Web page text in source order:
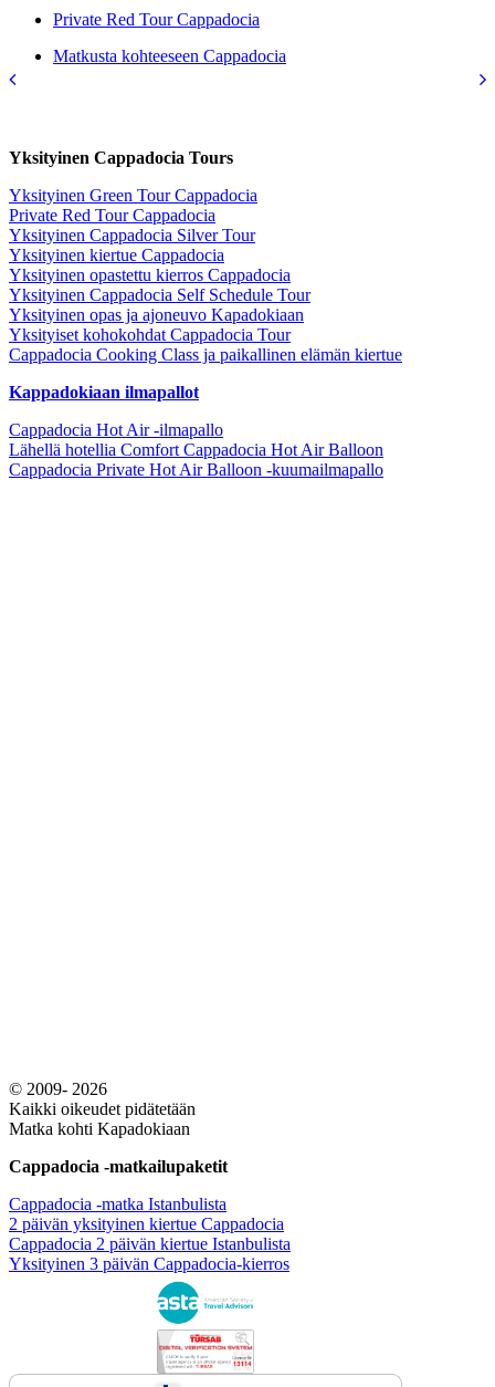
Private Red Tour Cappadocia
Matkusta kohteeseen Cappadocia
Yksityinen Cappadocia Tours
Yksityinen Green Tour Cappadocia
Private Red Tour Cappadocia
Yksityinen Cappadocia Silver Tour
Yksityinen kiertue Cappadocia
Yksityinen opastettu kierros Cappadocia
Yksityinen Cappadocia Self Schedule Tour
Yksityinen opas ja ajoneuvo Kapadokiaan
Yksityiset kohokohdat Cappadocia Tour
Cappadocia Cooking Class ja paikallinen elämän kiertue
Kappadokiaan ilmapallot
Cappadocia Hot Air -ilmapallo
Lähellä hotellia Comfort Cappadocia Hot Air Balloon
Cappadocia Private Hot Air Balloon -kuumailmapallo
© 2009- 2026
Kaikki oikeudet pidätetään
Matka kohti Kapadokiaan
Cappadocia -matkailupaketit
Cappadocia -matka Istanbulista
2 päivän yksityinen kiertue Cappadocia
Cappadocia 2 päivän kiertue Istanbulista
Yksityinen 3 päivän Cappadocia-kierros